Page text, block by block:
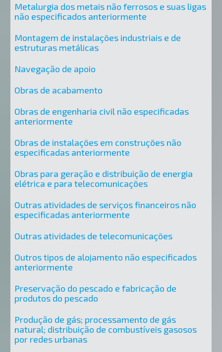
Metalurgia dos metais não ferrosos e suas ligas
não especificados anteriormente
Montagem de instalações industriais e de
estruturas metálicas
Navegação de apoio
Obras de acabamento
Obras de engenharia civil não especificadas
anteriormente
Obras de instalações em construções não
especificadas anteriormente
Obras para geração e distribuição de energia
elétrica e para telecomunicações
Outras atividades de serviços financeiros não
especificadas anteriormente
Outras atividades de telecomunicações
Outros tipos de alojamento não especificados
anteriormente
Preservação do pescado e fabricação de
produtos do pescado
Produção de gás; processamento de gás
natural; distribuição de combustíveis gasosos
por redes urbanas